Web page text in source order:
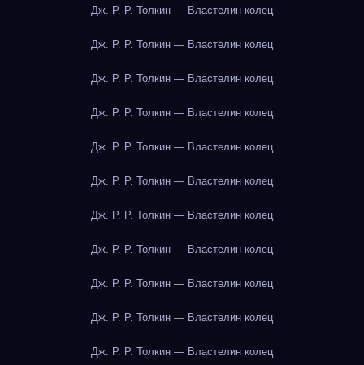
Дж. Р. Р. Толкин — Властелин колец
Дж. Р. Р. Толкин — Властелин колец
Дж. Р. Р. Толкин — Властелин колец
Дж. Р. Р. Толкин — Властелин колец
Дж. Р. Р. Толкин — Властелин колец
Дж. Р. Р. Толкин — Властелин колец
Дж. Р. Р. Толкин — Властелин колец
Дж. Р. Р. Толкин — Властелин колец
Дж. Р. Р. Толкин — Властелин колец
Дж. Р. Р. Толкин — Властелин колец
Дж. Р. Р. Толкин — Властелин колец